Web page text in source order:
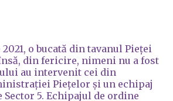
o bucată din tavanul Pieței
din fericire, nimeni nu a fost
au intervenit cei din
Piețelor și un echipaj
5. Echipajul de ordine